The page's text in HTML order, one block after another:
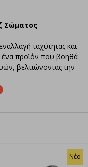
Σώματος
ταχύτητας και
ένα προϊόν που βοηθά
βελτιώνοντας την
λιθίου. Μπλε LED
το κόκκινο LED
Νέο